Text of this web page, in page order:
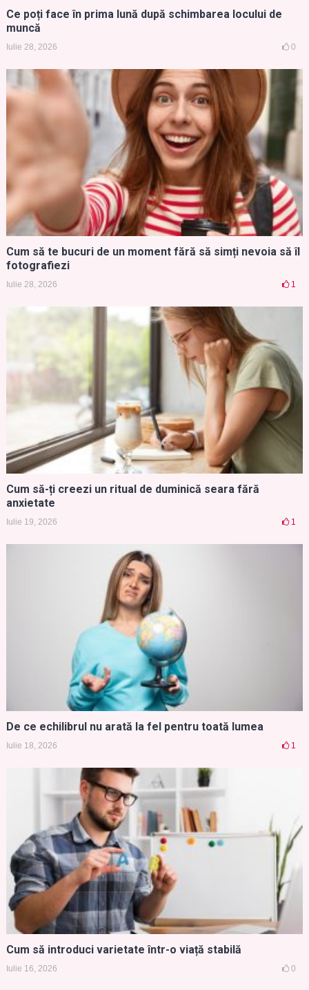
Ce poți face în prima lună după schimbarea locului de
muncă
Iulie 28, 2026 0
Cum să te bucuri de un moment fără să simți nevoia să îl
fotografiezi
Iulie 28, 2026 1
Cum să-ți creezi un ritual de duminică seara fără
anxietate
Iulie 19, 2026 1
De ce echilibrul nu arată la fel pentru toată lumea
Iulie 18, 2026 1
Cum să introduci varietate într-o viață stabilă
Iulie 16, 2026 0